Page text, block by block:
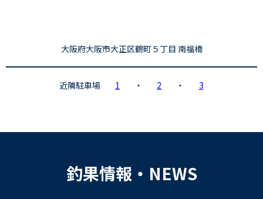
大阪府大阪市大正区鶴町５丁目 南福橋
近隣駐車場 1 ・ 2 ・ 3
釣果情報・NEWS